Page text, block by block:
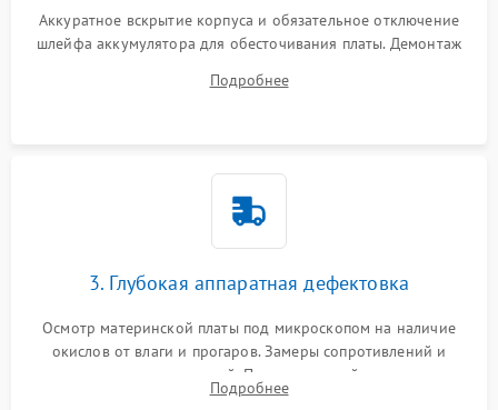
Аккуратное вскрытие корпуса и обязательное отключение
шлейфа аккумулятора для обесточивания платы. Демонтаж
высохшей термопасты с кристаллов чипов.
Подробнее
3. Глубокая аппаратная дефектовка
Осмотр материнской платы под микроскопом на наличие
окислов от влаги и прогаров. Замеры сопротивлений и
дежурных напряжений. Проверка цепей питания,
мультиконтроллера, процессора и видеочипа.
Подробнее